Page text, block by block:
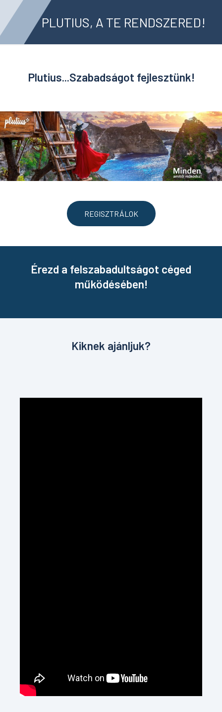
PLUTIUS, A TE RENDSZERED!
Plutius...Szabadságot fejlesztünk!
REGISZTRÁLOK
Érezd a felszabadultságot céged
működésében!
Kiknek ajánljuk?